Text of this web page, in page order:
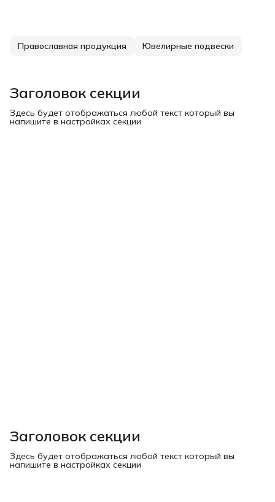
Православная продукция Ювелирные подвески
Заголовок секции
Здесь будет отображаться любой текст который вы
напишите в настройках секции
Заголовок секции
Здесь будет отображаться любой текст который вы
напишите в настройках секции